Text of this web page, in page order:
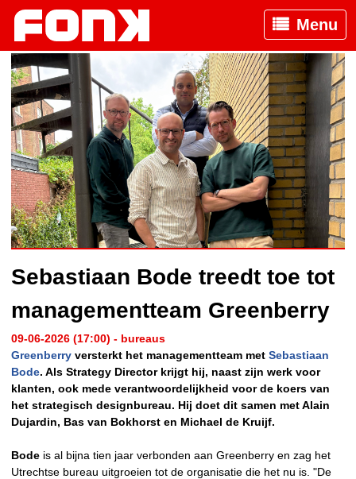
Menu
Sebastiaan Bode treedt toe tot
managementteam Greenberry
09-06-2026 (17:00) - bureaus
Greenberry versterkt het managementteam met Sebastiaan
Bode. Als Strategy Director krijgt hij, naast zijn werk voor
klanten, ook mede verantwoordelijkheid voor de koers van
het strategisch designbureau. Hij doet dit samen met Alain
Dujardin, Bas van Bokhorst en Michael de Kruijf.
Bode is al bijna tien jaar verbonden aan Greenberry en zag het
Utrechtse bureau uitgroeien tot de organisatie die het nu is. "De